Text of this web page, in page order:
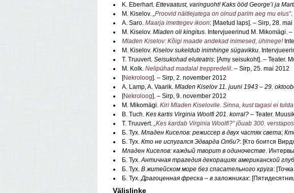
K. Eberhart. Ettevaatust, varinguoht! Kaks ööd George’i ja
M. Kiselov. „Proovid näitlejatega on olnud parim aeg mu elus”.
A. Saro. Maarja imettegev ikoon: [Maetud laps]. – Sirp, 28.
M. Kiselov. Mladen oli kingitus. Intervjueerinud M. Mikomägi. –
Mladen Kiselov: Kõigi maade andekad inimesed, ühinege!
M. Kiselov. Kiselov sukeldub inimhinge sügavikku.
T. Truuvert. Seisukohad eluteatris: [Amy seisukoht]. – Teater.
M. Kolk. Nelipühad madalal treppredelil. – Sirp, 25. mai 2012
[Nekroloog]. – Sirp, 2. november 2012
A. Lamp, A. Vaarik. Mladen Kiselov 11. juuni 1943 – 29.
[Nekroloog]. – Sirp, 9. november 2012
M. Mikomägi. Kiri Mladen Kiselovile. Sinna, kust tagasi ei tulda
B. Tuch. Kes kartis Virginia Woolfi 201. korral? – Teater.
T. Truuvert. „Kes kardab Virginia Woolfi?” jõuab 300.
Б. Тух. Младен Киселов: режиссер в двух частях света;
Б. Тух. Кто не испугался Эдварда Олби?: [Кто боится
Младен Киселов: каждый творит в одиночестве.
Б. Тух.Античная трагедия декорациях американской
Б. Тух. В житейском море без спасательного круга:
Б. Тух.Драгоценная фреска – в заложниках:
Välislinke